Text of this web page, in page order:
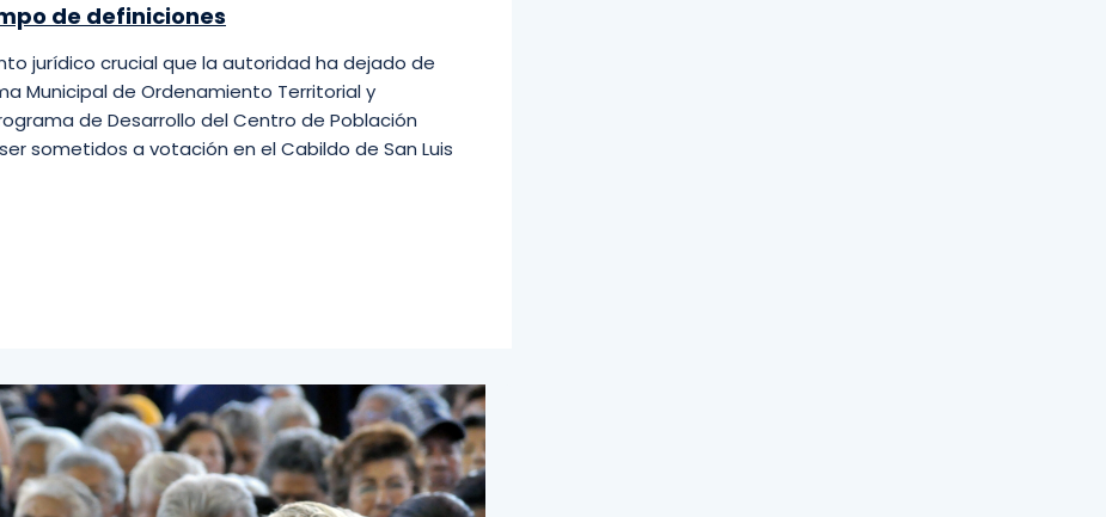
de definiciones
jurídico crucial que la autoridad ha dejado de
Municipal de Ordenamiento Territorial y
de Desarrollo del Centro de Población
sometidos a votación en el Cabildo de San Luis